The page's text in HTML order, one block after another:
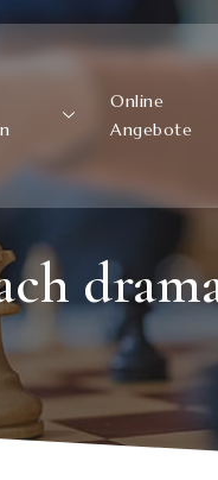
Online
Angebote